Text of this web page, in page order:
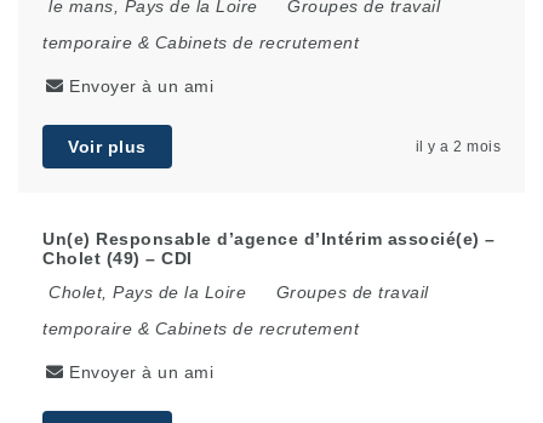
le mans
Pays de la Loire
Groupes de travail
temporaire & Cabinets de recrutement
Envoyer à un ami
Voir plus il y a 2 mois
Un(e) Responsable d’agence d’Intérim associé(e) –
Cholet (49) – CDI
Cholet, Pays de la Loire
Groupes de travail
temporaire & Cabinets de recrutement
Envoyer à un ami